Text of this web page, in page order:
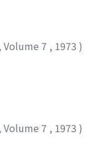
Volume 7 , 1973 )
Volume 7 , 1973 )